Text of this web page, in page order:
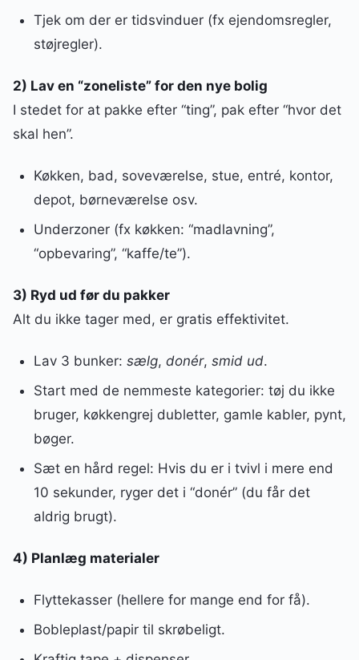
Tjek om der er tidsvinduer (fx ejendomsregler,
støjregler).
2) Lav en “zoneliste” for den nye bolig
I stedet for at pakke efter “ting”, pak efter “hvor det
skal hen”.
Køkken, bad, soveværelse, stue, entré, kontor,
depot, børneværelse osv.
Underzoner (fx køkken: “madlavning”,
“opbevaring”, “kaffe/te”).
3) Ryd ud før du pakker
Alt du ikke tager med, er gratis effektivitet.
Lav 3 bunker: sælg, donér, smid ud.
Start med de nemmeste kategorier: tøj du ikke
bruger, køkkengrej dubletter, gamle kabler, pynt,
bøger.
Sæt en hård regel: Hvis du er i tvivl i mere end
10 sekunder, ryger det i “donér” (du får det
aldrig brugt).
4) Planlæg materialer
Flyttekasser (hellere for mange end for få).
Bobleplast/papir til skrøbeligt.